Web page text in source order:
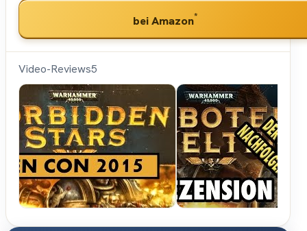
bei Amazon*
Video-Reviews5
Hunter &
Cron -
Brettspiele